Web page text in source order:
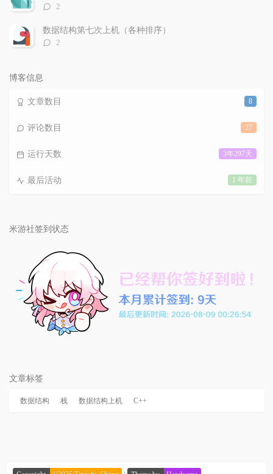
评
数：
2
数据结构第七次上机（各种排序）
评
2
博客信息
8
文章数目
27
评论数目
3年297天
运行天数
1 年前
最后活动
米游社签到状态
文章标签
数据结构 栈 数据结构上机 C++